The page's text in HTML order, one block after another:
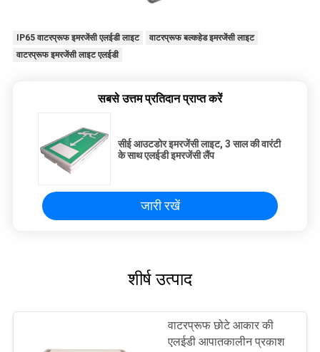
IP65 वाटरप्रूफ इमरजेंसी एलईडी लाइट
वाटरप्रूफ बल्कहेड इमरजेंसी लाइट
वाटरप्रूफ इमरजेंसी लाइट एलईडी
सबसे उत्तम प्रतिदान प्राप्त करें
सीई आउटडोर इमरजेंसी लाइट, 3 साल की वारंटी
के साथ एलईडी इमरजेंसी लैंप
जारी रखें
शीर्ष उत्पाद
वाटरप्रूफ छोटे आकार की
एलईडी आपातकालीन प्रकाश